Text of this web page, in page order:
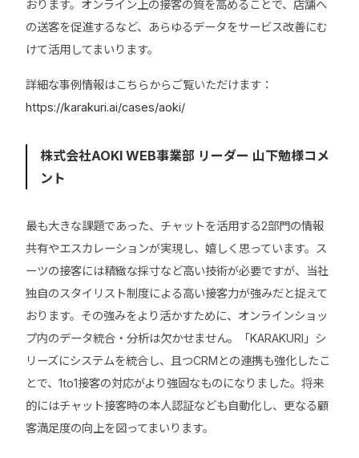
おります。オンライン上の接客の質を高めることで、店舗へ
の送客を促進するなど、あらゆるデータをサービス改善にむ
けて活用してまいります。
詳細な事例情報はこちらからご覧いただけます：
https://karakuri.ai/cases/aoki/
株式会社AOKI WEB事業部 リーダー 山下勉様コメ
ント
最も大きな課題であった、チャットを活用する2部門の情報
共有やエスカレーションが実現し、嬉しく思っています。ス
ーツの接客には精緻な採寸など高い技術が必要ですが、当社
独自のスタイリスト制度による高い接客力が強みだと捉えて
おります。その強みをより活かすために、オンラインショッ
プ内のデータ統合・分析は欠かせません。「KARAKURI」シ
リーズにシステムを統合し、且つCRMとの連携も強化したこ
とで、1to1接客の対応がより強固なものになりました。将来
的にはチャット接客時の本人認証なども自動化し、更なる顧
客満足度の向上を図ってまいります。